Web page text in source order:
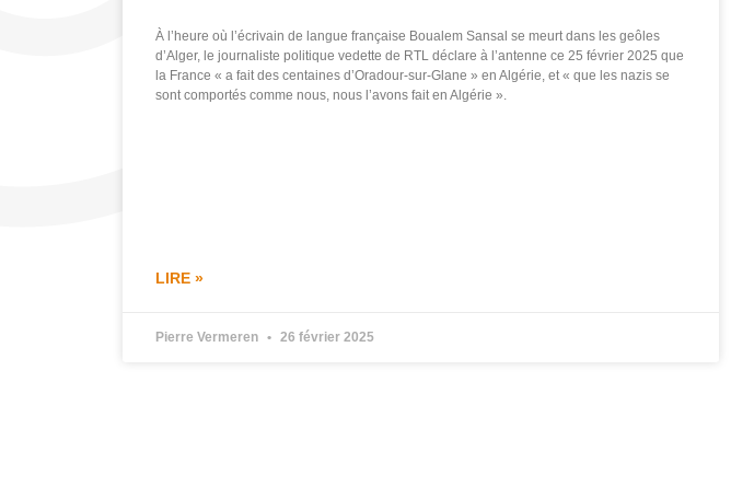
À l’heure où l’écrivain de langue française Boualem Sansal se meurt dans les geôles
d’Alger, le journaliste politique vedette de RTL déclare à l’antenne ce 25 février 2025 que
la France « a fait des centaines d’Oradour-sur-Glane » en Algérie, et « que les nazis se
sont comportés comme nous, nous l’avons fait en Algérie ».
LIRE »
Pierre Vermeren 26 février 2025